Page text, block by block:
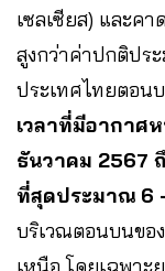
เซลเซียส) และค
สูงกว่าค่าปกติปร
ประเทศไทยตอน
เวลาที่มีอากาศ
ธันวาคม 2567
ที่สุดประมาณ 6
บริเวณตอนบนขอ